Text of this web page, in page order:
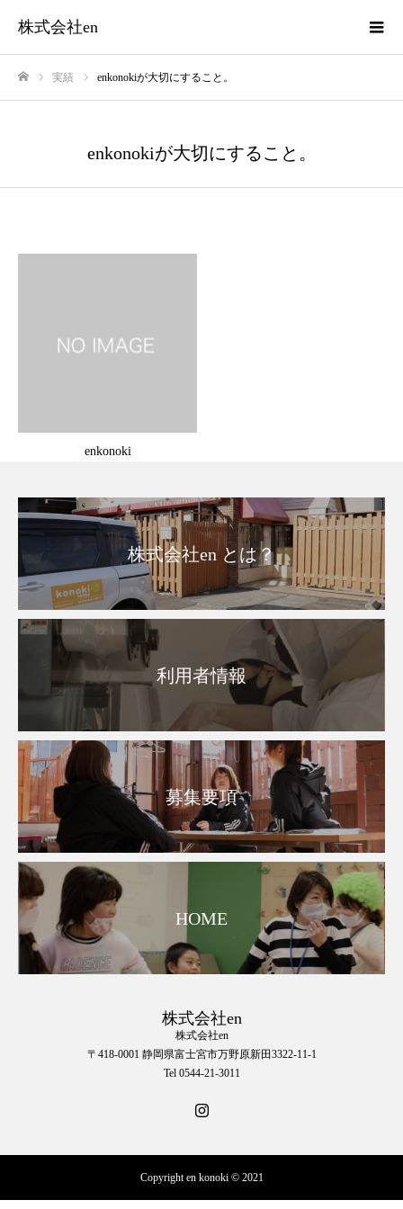
株式会社en
実績 enkonokiが大切にすること。
enkonokiが大切にすること。
enkonoki
株式会社en とは？
利用者情報
募集要項
HOME
株式会社en
株式会社en
〒418-0001 静岡県富士宮市万野原新田3322-11-1
Tel 0544-21-3011
Copyright en konoki © 2021